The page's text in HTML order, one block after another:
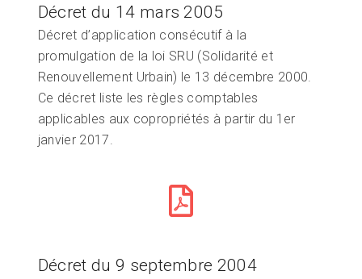
Décret du 14 mars 2005
Décret d’application consécutif à la
promulgation de la loi SRU (Solidarité et
Renouvellement Urbain) le 13 décembre 2000.
Ce décret liste les règles comptables
applicables aux copropriétés à partir du 1er
janvier 2017.
Décret du 9 septembre 2004